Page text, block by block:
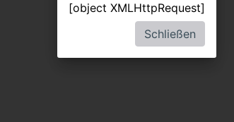
[object XMLHttpRequest]
Schließen